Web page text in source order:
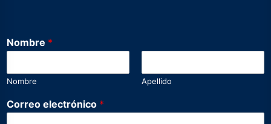
Nombre *
Nombre Apellido
Correo electrónico *